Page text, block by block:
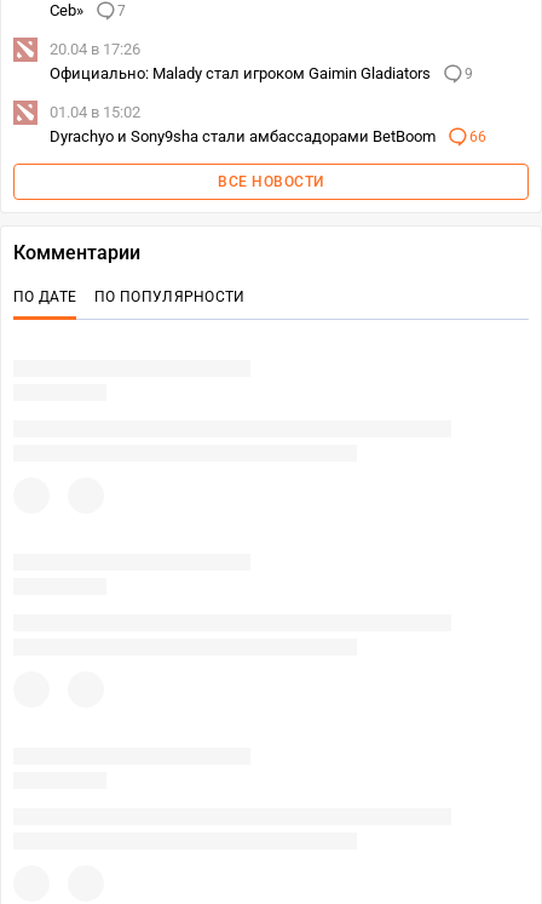
Ceb»
7
20.04 в 17:26
Официально: Malady стал игроком Gaimin Gladiators
9
01.04 в 15:02
Dyrachyo и Sony9sha стали амбассадорами BetBoom
66
ВСЕ НОВОСТИ
Комментарии
ПО ДАТЕ ПО ПОПУЛЯРНОСТИ